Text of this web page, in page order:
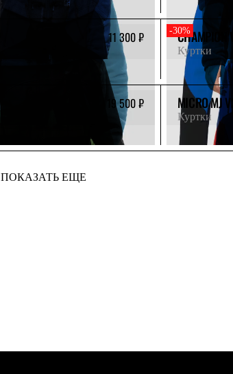
11 300 ₽ -30%
CHAMPION V2
Куртки
19 500 ₽ MICRO MJ V2
Куртки
ПОКАЗАТЬ ЕЩЕ